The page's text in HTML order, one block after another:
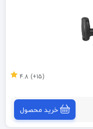
(15+) 4.8
خرید محصول